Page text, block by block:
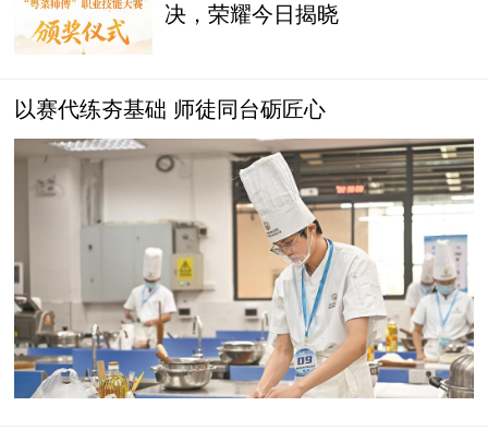
决，荣耀今日揭晓
以赛代练夯基础 师徒同台砺匠心